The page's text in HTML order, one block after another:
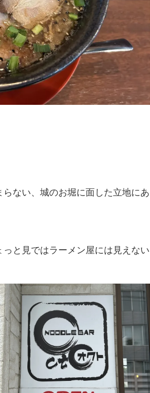
ない、城のお堀に面した立地にあ
と見ではラーメン屋には見えない